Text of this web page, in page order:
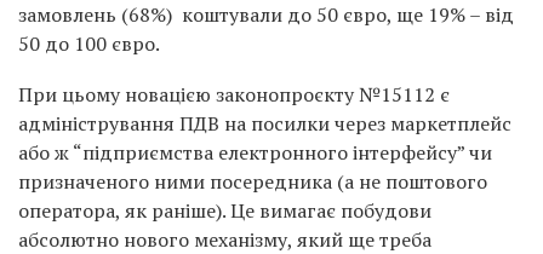
замовлень (68%) коштували до 50 євро, ще 19% – від
50 до 100 євро.
При цьому новацією законопроєкту №15112 є
адміністрування ПДВ на посилки через маркетплейс
або ж “підприємства електронного інтерфейсу” чи
призначеного ними посередника (а не поштового
оператора, як раніше). Це вимагає побудови
абсолютно нового механізму, який ще треба